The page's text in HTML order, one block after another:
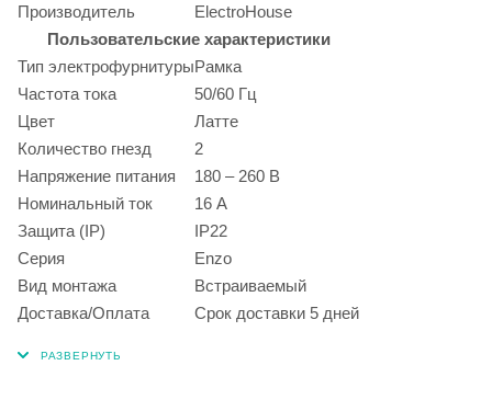
Производитель
ElectroHouse
Пользовательские характеристики
Тип электрофурнитурыРамка
Частота тока
50/60 Гц
Цвет
Латте
Количество гнезд
2
Напряжение питания
180 – 260 В
Номинальный ток
16 А
Защита (IP)
IP22
Серия
Enzo
Вид монтажа
Встраиваемый
Доставка/Оплата
Срок доставки 5 дней